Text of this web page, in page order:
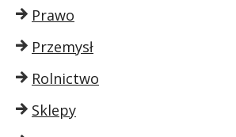
Prawo
Przemysł
Rolnictwo
Sklepy